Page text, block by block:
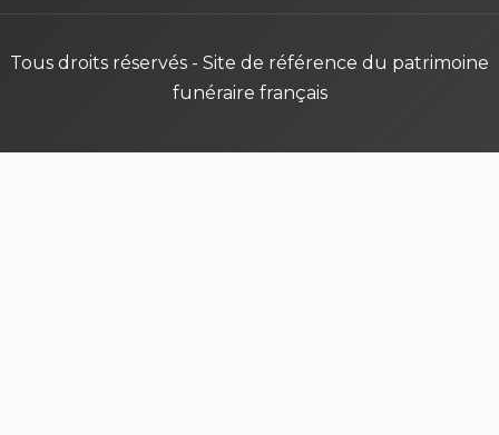
Tous droits réservés - Site de référence du patrimoine
funéraire français